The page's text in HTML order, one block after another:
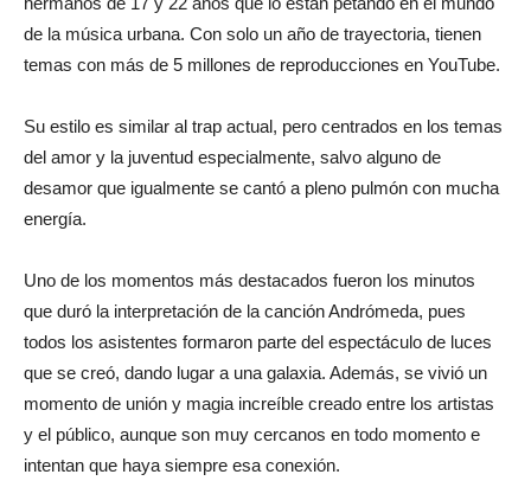
de la música urbana. Con solo un año de trayectoria, tienen
temas con más de 5 millones de reproducciones en YouTube.
Su estilo es similar al trap actual, pero centrados en los temas
del amor y la juventud especialmente, salvo alguno de
desamor que igualmente se cantó a pleno pulmón con mucha
energía.
Uno de los momentos más destacados fueron los minutos
que duró la interpretación de la canción Andrómeda, pues
todos los asistentes formaron parte del espectáculo de luces
que se creó, dando lugar a una galaxia. Además, se vivió un
momento de unión y magia increíble creado entre los artistas
y el público, aunque son muy cercanos en todo momento e
intentan que haya siempre esa conexión.